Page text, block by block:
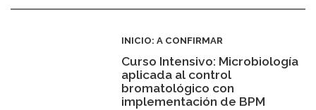
INICIO: A CONFIRMAR
Curso Intensivo: Microbiología
aplicada al control
bromatológico con
implementación de BPM